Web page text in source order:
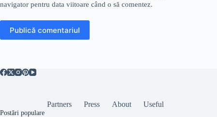
navigator pentru data viitoare când o să comentez.
Publică comentariul
Partners Press About Useful
Postări populare